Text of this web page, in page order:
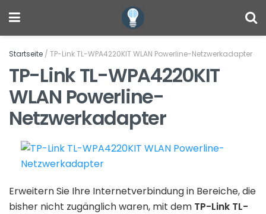
Startseite / TP-Link TL-WPA4220KIT WLAN Powerline-Netzwerkadapter
TP-Link TL-WPA4220KIT
WLAN Powerline-
Netzwerkadapter
Erweitern Sie Ihre Internetverbindung in Bereiche, die
bisher nicht zugänglich waren, mit dem TP-Link TL-